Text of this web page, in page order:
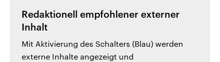
Redaktionell empfohlener externer
Inhalt
Mit Aktivierung des Schalters (Blau) werden
externe Inhalte angezeigt und